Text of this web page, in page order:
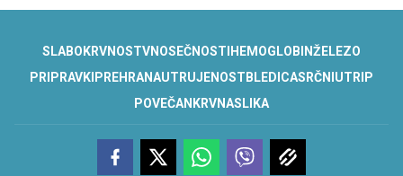
SLABOKRVNOSTVNOSEČNOSTI HEMOGLOBINŽELEZO
PRIPRAVKI PREHRANAUTRUJENOST BLEDICASRČNI UTRIP
POVEČAN KRVNASLIKA